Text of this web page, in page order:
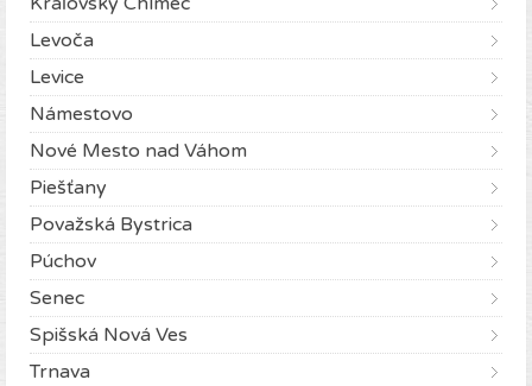
Levoča
Levice
Námestovo
Nové Mesto nad Váhom
Piešťany
Považská Bystrica
Púchov
Senec
Spišská Nová Ves
Trnava